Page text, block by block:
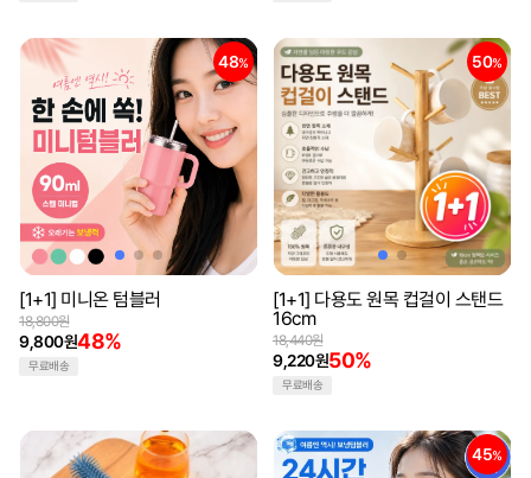
48%
[1+1] 미니온 텀블러
9,800원48%
18,800원
무료배송
50%
[1+1] 다용도 원목 컵걸이 스탠드
16cm
9,220원50%
18,440원
무료배송
45%